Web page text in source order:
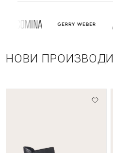
НОВИ ПРОИЗВОДИ